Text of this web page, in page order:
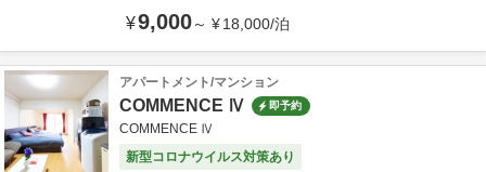
¥9,000～ ¥18,000/泊
アパートメント/マンション
COMMENCE Ⅳ 即予約
COMMENCE Ⅳ
新型コロナウイルス対策あり